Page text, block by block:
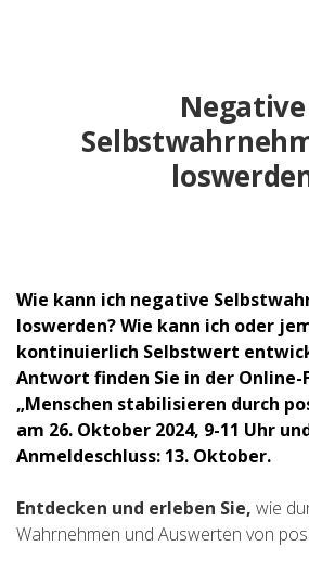
Negative
Wie kann ich negative
loswerden? Wie kann ich oder
kontinuierlich Selbstwert
Antwort finden Sie in der
„Menschen stabilisieren durch
am 26. Oktober 2024, 9-11 Uhr
Anmeldeschluss: 13. Oktober.
Entdecken und erleben Sie, wie
Wahrnehmen und Auswerten von